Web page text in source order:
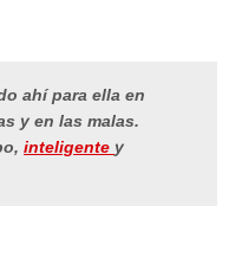
ahí para ella en
y en las malas.
inteligente y